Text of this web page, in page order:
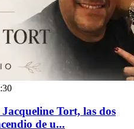
Tort, las dos
de u...